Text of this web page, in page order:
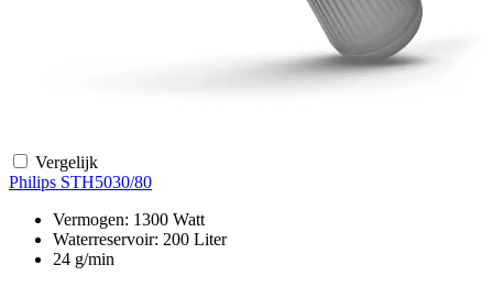
Vergelijk
Philips STH5030/80
Vermogen: 1300 Watt
Waterreservoir: 200 Liter
24 g/min